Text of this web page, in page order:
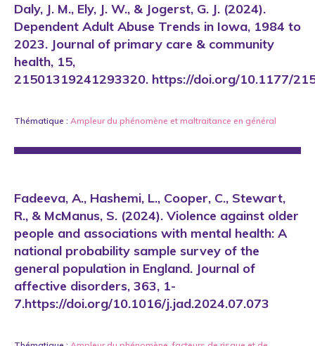
Daly, J. M., Ely, J. W., & Jogerst, G. J. (2024).
Dependent Adult Abuse Trends in Iowa, 1984 to
2023. Journal of primary care & community
health, 15,
21501319241293320. https://doi.org/10.1177/
Thématique : Ampleur du phénomène et maltraitance en général
Fadeeva, A., Hashemi, L., Cooper, C., Stewart,
R., & McManus, S. (2024). Violence against older
people and associations with mental health: A
national probability sample survey of the
general population in England. Journal of
affective disorders, 363, 1-
7.https://doi.org/10.1016/j.jad.2024.07.073